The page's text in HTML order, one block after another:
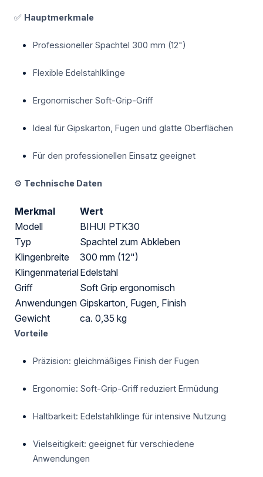
✅ Hauptmerkmale
Professioneller Spachtel 300 mm (12")
Flexible Edelstahlklinge
Ergonomischer Soft-Grip-Griff
Ideal für Gipskarton, Fugen und glatte Oberflächen
Für den professionellen Einsatz geeignet
⚙️ Technische Daten
Merkmal
Wert
Modell
BIHUI PTK30
Typ
Spachtel zum Abkleben
Klingenbreite
300 mm (12")
KlingenmaterialEdelstahl
Griff
Soft Grip ergonomisch
Anwendungen Gipskarton, Fugen, Finish
Gewicht
ca. 0,35 kg
Vorteile
Präzision: gleichmäßiges Finish der Fugen
Ergonomie: Soft-Grip-Griff reduziert Ermüdung
Haltbarkeit: Edelstahlklinge für intensive Nutzung
Vielseitigkeit: geeignet für verschiedene
Anwendungen